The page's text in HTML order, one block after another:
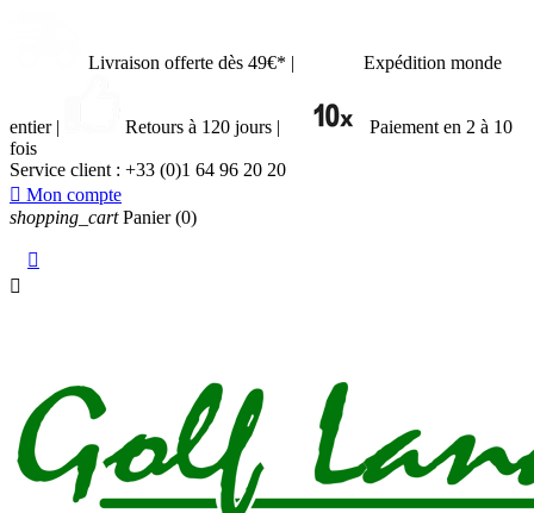
Livraison offerte dès 49€* | Expédition monde
entier | Retours à 120 jours |
Paiement en 2 à 10
fois
Service client : +33 (0)1 64 96 20 20
 Mon compte
shopping_cart Panier (0)

